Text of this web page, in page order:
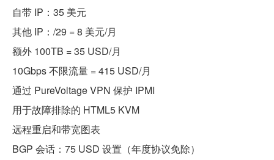
自带 IP：35 美元
其他 IP：/29 = 8 美元/月
额外 100TB = 35 USD/月
10Gbps 不限流量 = 415 USD/月
通过 PureVoltage VPN 保护 IPMI
用于故障排除的 HTML5 KVM
远程重启和带宽图表
BGP 会话：75 USD 设置（年度协议免除）